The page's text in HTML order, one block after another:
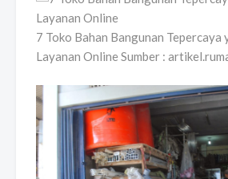
7 Toko Bahan Bangunan Tepercaya
Layanan Online Sumber :